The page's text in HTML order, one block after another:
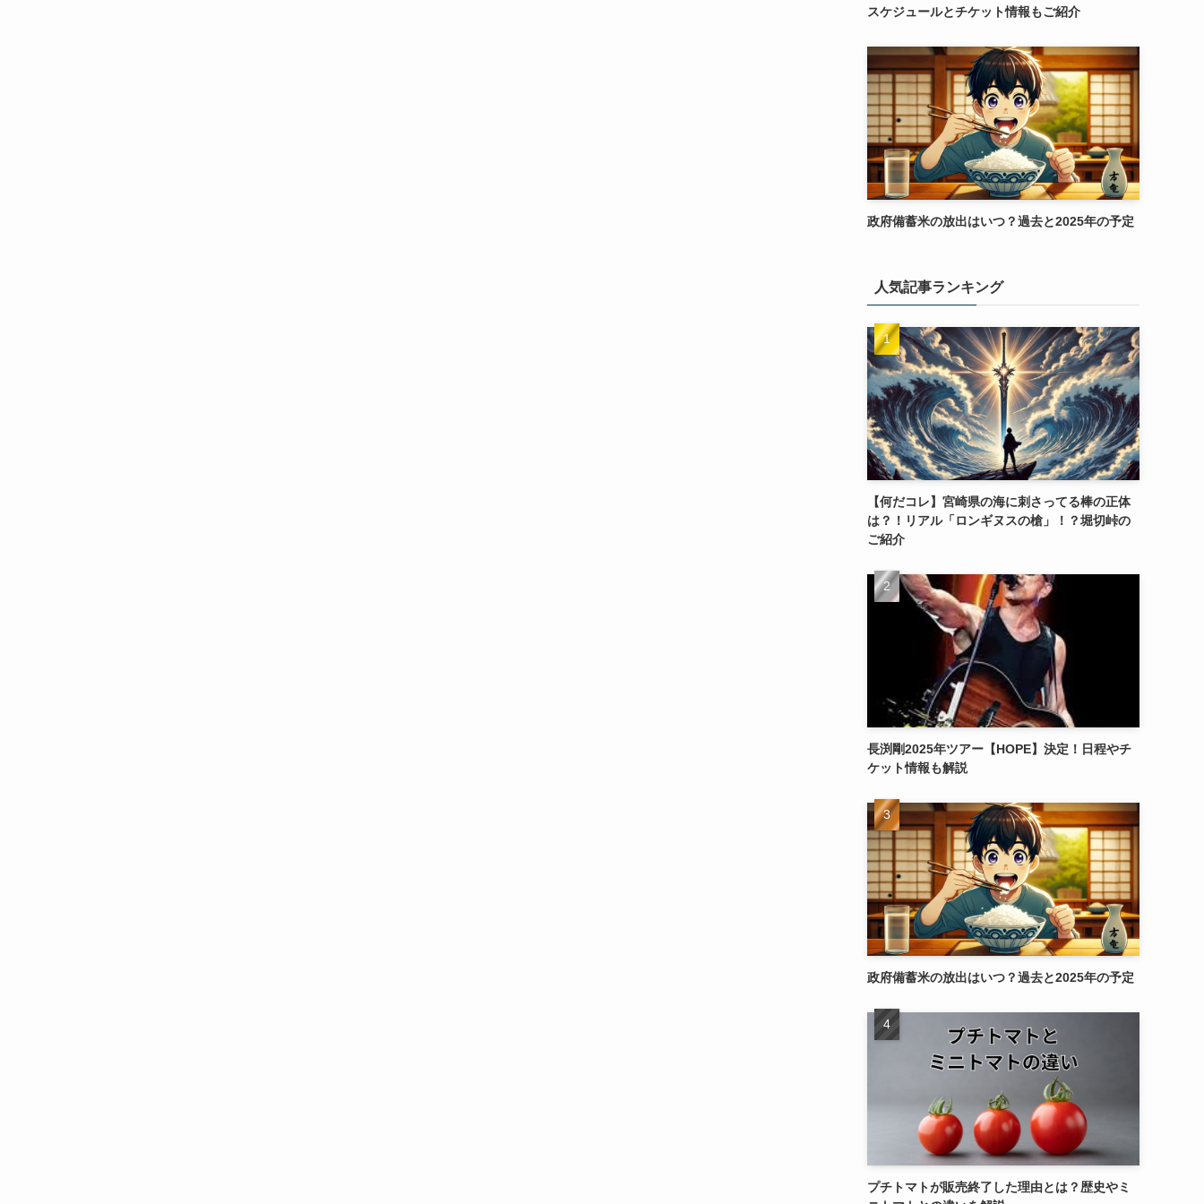
スケジュールとチケット情報もご紹介
政府備蓄米の放出はいつ？過去と2025年の予定
人気記事ランキング
【何だコレ】宮崎県の海に刺さってる棒の正体
は？！リアル「ロンギヌスの槍」！？堀切峠の
ご紹介
長渕剛2025年ツアー【HOPE】決定！日程やチ
ケット情報も解説
政府備蓄米の放出はいつ？過去と2025年の予定
プチトマトが販売終了した理由とは？歴史やミ